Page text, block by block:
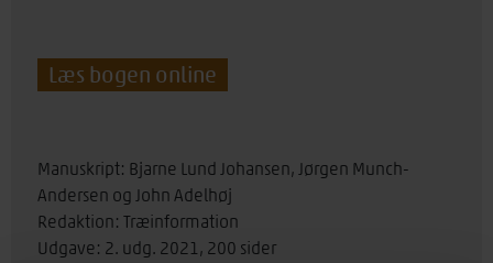
Læs bogen online
Manuskript: Bjarne Lund Johansen, Jørgen Munch-
Andersen og John Adelhøj
Redaktion: Træinformation
Udgave: 2. udg. 2021, 200 sider